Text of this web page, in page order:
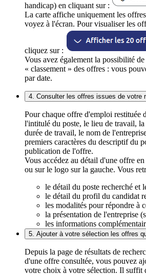
handicap) en cliquant sur :
La carte affiche uniquement les
voyez à l'écran. Pour visualiser les
cliquez sur :
Vous avez également la possibilité
« classement » des offres : vous
par date.
4. Consulter les offres issues de votre
Pour chaque offre d'emploi restituée
l'intitulé du poste, le lieu de travail, la
durée de travail, le nom de
premiers caractères du descriptif du
publication de l'offre.
Vous accédez au détail d'une offre
ou sur le logo sur la gauche. Vous
le détail du poste recherché et
le détail du profil du candidat
les modalités pour répondre à
la présentation de l'entreprise
les informations
5. Ajouter à votre sélection les offres
Depuis la page de résultats de
d'une offre consultée, vous pouvez
votre choix à votre sélection. Il suffit